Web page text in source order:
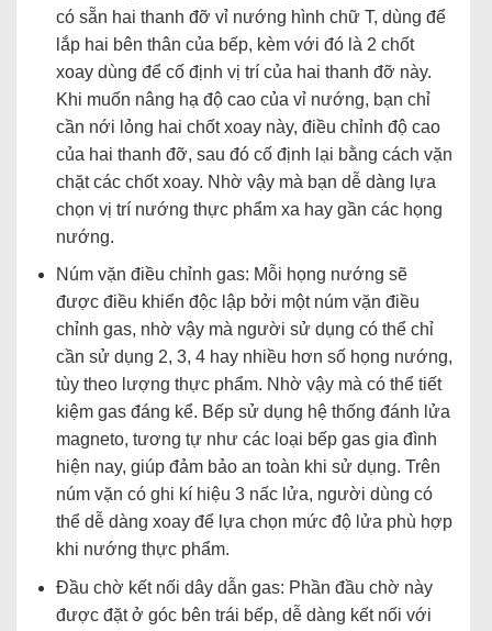
có sẵn hai thanh đỡ vỉ nướng hình chữ T, dùng để
lắp hai bên thân của bếp, kèm với đó là 2 chốt
xoay dùng để cố định vị trí của hai thanh đỡ này.
Khi muốn nâng hạ độ cao của vỉ nướng, bạn chỉ
cần nới lỏng hai chốt xoay này, điều chỉnh độ cao
của hai thanh đỡ, sau đó cố định lại bằng cách vặn
chặt các chốt xoay. Nhờ vậy mà bạn dễ dàng lựa
chọn vị trí nướng thực phẩm xa hay gần các họng
nướng.
Núm vặn điều chỉnh gas: Mỗi họng nướng sẽ
được điều khiển độc lập bởi một núm vặn điều
chỉnh gas, nhờ vậy mà người sử dụng có thể chỉ
cần sử dụng 2, 3, 4 hay nhiều hơn số họng nướng,
tùy theo lượng thực phẩm. Nhờ vậy mà có thể tiết
kiệm gas đáng kể. Bếp sử dụng hệ thống đánh lửa
magneto, tương tự như các loại bếp gas gia đình
hiện nay, giúp đảm bảo an toàn khi sử dụng. Trên
núm vặn có ghi kí hiệu 3 nấc lửa, người dùng có
thể dễ dàng xoay để lựa chọn mức độ lửa phù hợp
khi nướng thực phẩm.
Đầu chờ kết nối dây dẫn gas: Phần đầu chờ này
được đặt ở góc bên trái bếp, dễ dàng kết nối với